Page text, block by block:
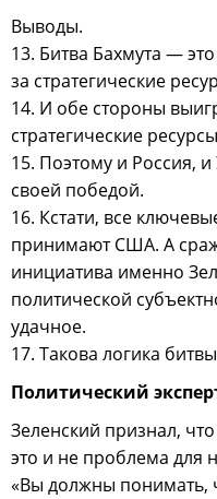
Выводы.
13. Битва Бахмута —
за стратегические
14. И обе стороны
стратегические
15. Поэтому и Россия,
своей победой.
16. Кстати, все
принимают США. А
инициатива именно
политической
удачное.
17. Такова логика
Политический
Зеленский признал,
это и не проблема для
«Вы должны понимать,